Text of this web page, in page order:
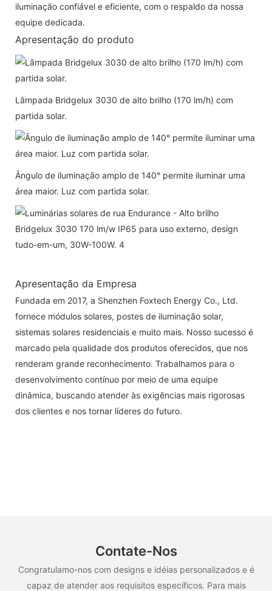
iluminação confiável e eficiente, com o respaldo da nossa
equipe dedicada.
Apresentação do produto
Lâmpada Bridgelux 3030 de alto brilho (170 lm/h) com
partida solar.
Ângulo de iluminação amplo de 140° permite iluminar uma
área maior. Luz com partida solar.
Apresentação da Empresa
Fundada em 2017, a Shenzhen Foxtech Energy Co., Ltd.
fornece módulos solares, postes de iluminação solar,
sistemas solares residenciais e muito mais. Nosso sucesso é
marcado pela qualidade dos produtos oferecidos, que nos
renderam grande reconhecimento. Trabalhamos para o
desenvolvimento contínuo por meio de uma equipe
dinâmica, buscando atender às exigências mais rigorosas
dos clientes e nos tornar líderes do futuro.
Contate-Nos
Congratulamo-nos com designs e idéias personalizados e é
capaz de atender aos requisitos específicos. Para mais